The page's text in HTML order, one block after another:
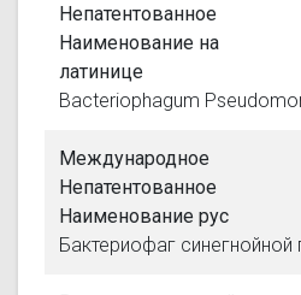
Непатентованное
Наименование на
латинице
Bacteriophagum
Международное
Непатентованное
Наименование рус
Бактериофаг синегнойной